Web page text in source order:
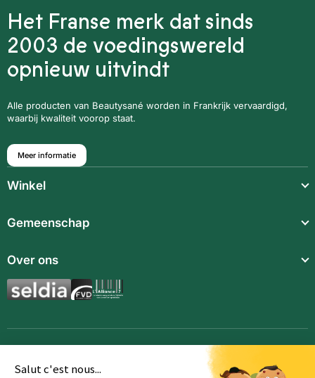
Salut c'est nous...
Het Franse merk dat sinds
2003 de voedingswereld
opnieuw uitvindt
Alle producten van Beautysané worden in Frankrijk vervaardigd,
waarbij kwaliteit voorop staat.
Meer informatie
Winkel
Voedings supplementen
Aromatische synergieën
Gemeenschap
Over ons